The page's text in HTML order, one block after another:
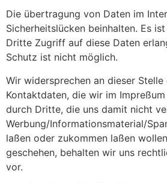
Die übertragung von Daten im
Sicherheitslücken beinhalten. Es
Dritte Zugriff auf diese Daten
Schutz ist nicht möglich.
Wir widersprechen an dieser
Kontaktdaten, die wir im
durch Dritte, die uns damit nicht
Werbung/Informationsmaterial/
laßen oder zukommen laßen
geschehen, behalten wir uns
vor.